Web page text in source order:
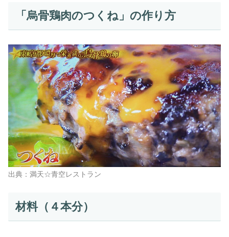
「烏骨鶏肉のつくね」の作り方
出典：満天☆青空レストラン
材料（４本分）